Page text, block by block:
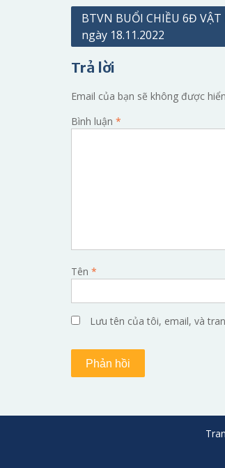
Điều
hướng
bài
viết
BTVN BUỔI CHIỀU 6Đ VẬT
ngày 18.11.2022
Trả lời
Email của bạn sẽ không được
Bình luận *
Tên *
Lưu tên của tôi, email, và